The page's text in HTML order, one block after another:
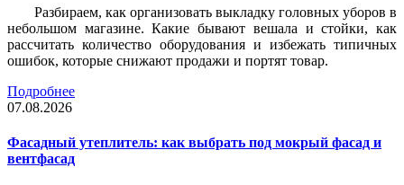
Разбираем, как организовать выкладку головных уборов в
небольшом магазине. Какие бывают вешала и стойки, как
рассчитать количество оборудования и избежать типичных
ошибок, которые снижают продажи и портят товар.
Подробнее
07.08.2026
Фасадный утеплитель: как выбрать под мокрый фасад и
вентфасад